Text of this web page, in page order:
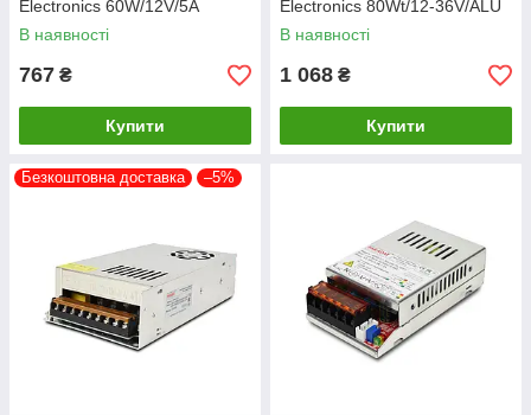
Electronics 60W/12V/5A
В наявності
767 ₴
Купити
Electronics 80Wt/12-36V/ALU
В наявності
1 068 ₴
Купити
Безкоштовна доставка –5%